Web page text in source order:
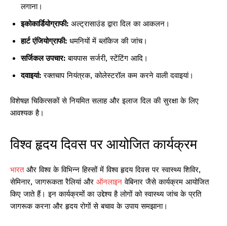
लगाना।
इकोकार्डियोग्राफी: अल्ट्रासाउंड द्वारा दिल का आकलन।
हार्ट एंजियोग्राफी: धमनियों में ब्लॉकेज की जांच।
सर्जिकल उपचार: बायपास सर्जरी, स्टेंटिंग आदि।
दवाइयां: रक्तचाप नियंत्रक, कोलेस्टरॉल कम करने वाली दवाइयां।
विशेषज्ञ चिकित्सकों से नियमित सलाह और इलाज दिल की सुरक्षा के लिए
आवश्यक है।
विश्व हृदय दिवस पर आयोजित कार्यक्रम
भारतऔर विश्व के विभिन्न हिस्सों में विश्व हृदय दिवस पर स्वास्थ्य शिविर,
सेमिनार, जागरूकता रैलियां और ऑनलाइन वेबिनार जैसे कार्यक्रम आयोजित
किए जाते हैं। इन कार्यक्रमों का उद्देश्य है लोगों को स्वास्थ्य जांच के प्रति
जागरूक करना और हृदय रोगों से बचाव के उपाय समझाना।